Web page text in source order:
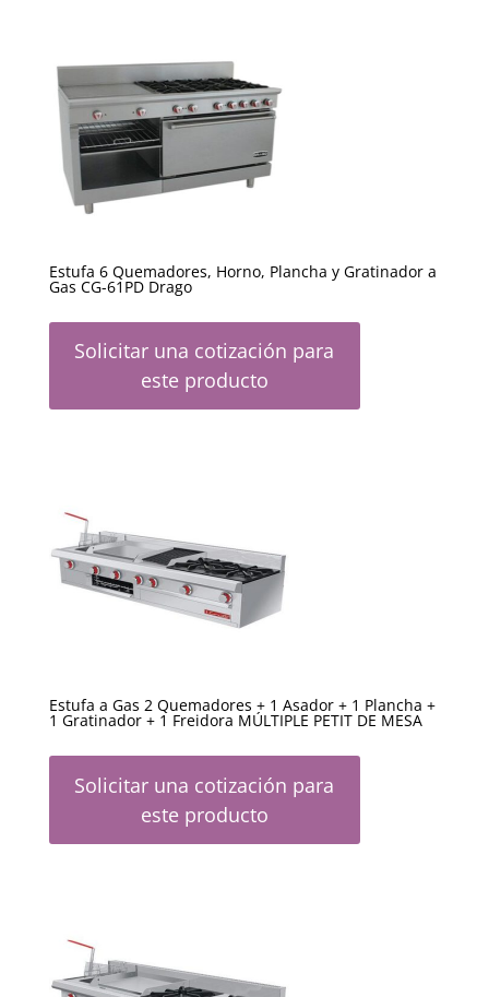
Estufa 6 Quemadores, Horno, Plancha y Gratinador a
Gas CG-61PD Drago
Solicitar una cotización para
este producto
Estufa a Gas 2 Quemadores + 1 Asador + 1 Plancha +
1 Gratinador + 1 Freidora MÚLTIPLE PETIT DE MESA
Solicitar una cotización para
este producto